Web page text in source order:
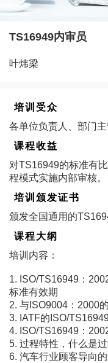
TS16949内审员
叶炜梁
培训受众
各单位负责人、部门
课程收益
对TS16949的标准有
程模式实施内部审核。
培训颁发证书
颁发全国通用的
课程大纲
培训内容：
1. ISO/TS16949：
标准有效期
2. 与ISO9004：2000
3. IATF的ISO/
4. ISO/TS16949：
5. 过程特性，什么是
6. 汽车行业顾客导向